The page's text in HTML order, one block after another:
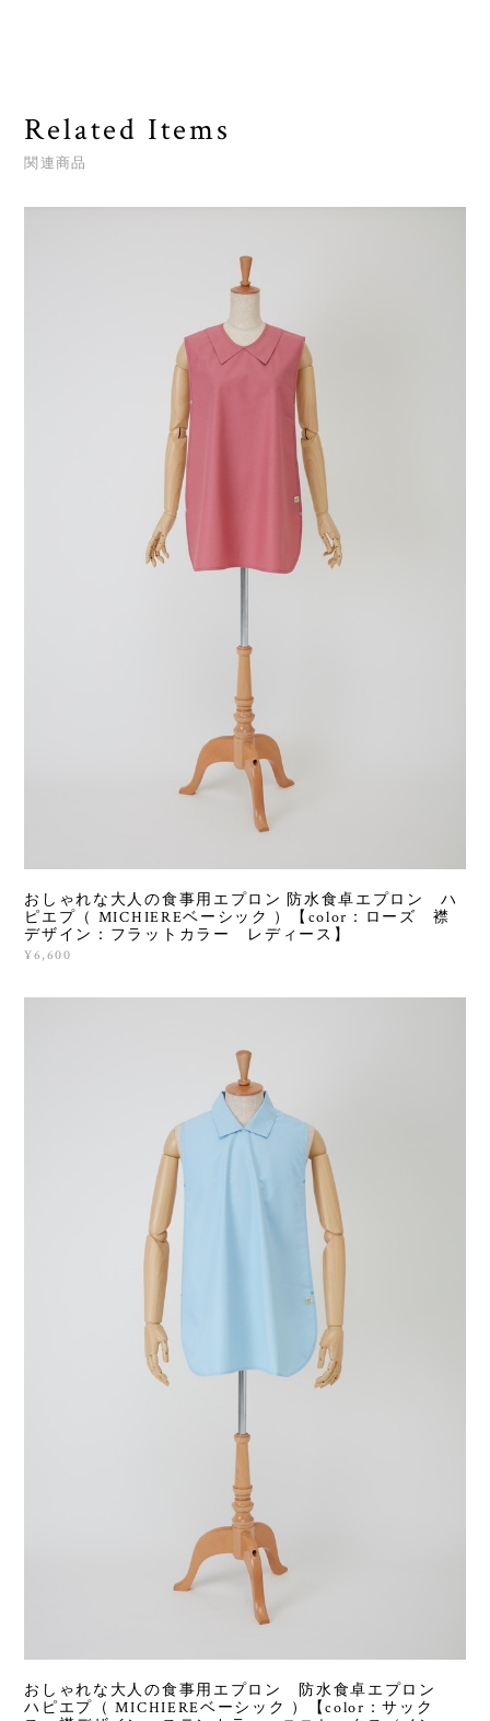
Related Items
関連商品
おしゃれな大人の食事用エプロン 防水食卓エプロン ハ
ピエプ（ MICHIEREベーシック ）【color：ローズ 襟
デザイン：フラットカラー レディース】
¥6,600
おしゃれな大人の食事用エプロン 防水食卓エプロン
ハピエプ（ MICHIEREベーシック ）【color：サック